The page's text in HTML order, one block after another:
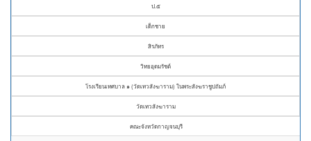
ป.๕
เด็กชาย
สิรภัทร
วิทยอุดมรัชต์
โรงเรียนเทศบาล ๑ (วัดเทวสังฆาราม) ในพระสังฆราชูปถัมภ์
วัดเทวสังฆาราม
คณะจังหวัดกาญจนบุรี